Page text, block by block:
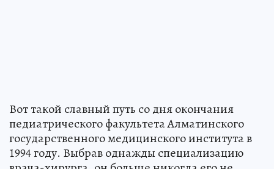
Вот такой славный путь со дня окончания
педиатрического факультета Алматинского
государственного медицинского института в
1994 году. Выбрав однажды специализацию